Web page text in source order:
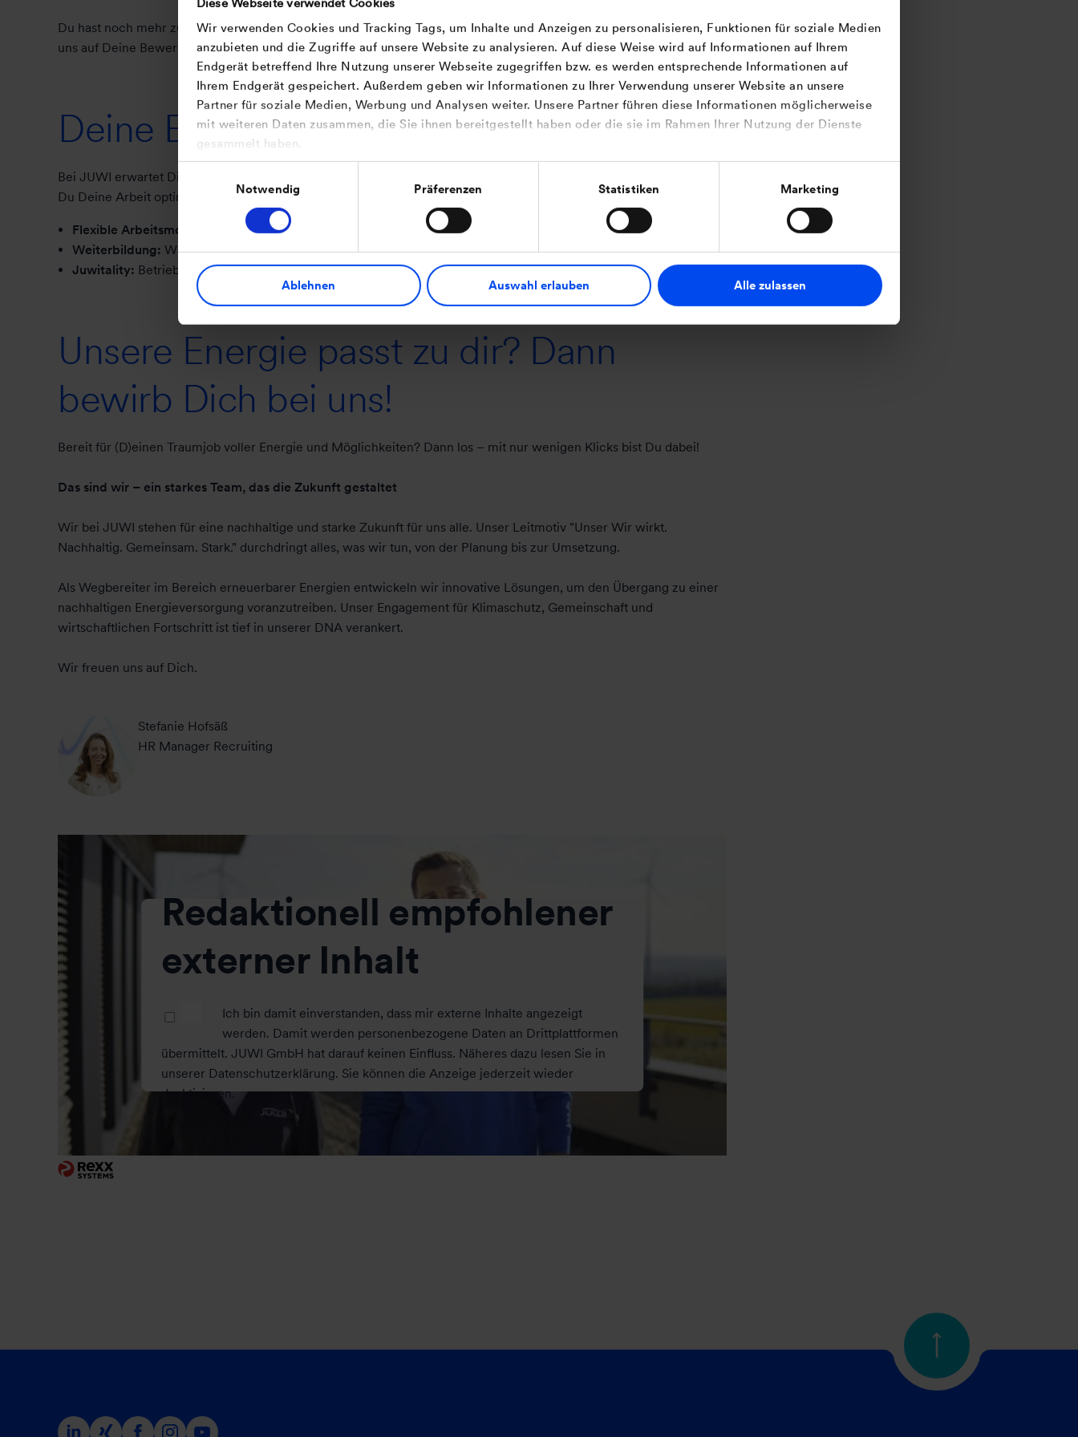
Wir verwenden Cookies und Tracking Tags, um Inhalte und Anzeigen zu personalisieren, Funktionen für soziale Medien
anzubieten und die Zugriffe auf unsere Website zu analysieren. Auf diese Weise wird auf Informationen auf Ihrem
Endgerät betreffend Ihre Nutzung unserer Webseite zugegriffen bzw. es werden entsprechende Informationen auf
Ihrem Endgerät gespeichert. Außerdem geben wir Informationen zu Ihrer Verwendung unserer Website an unsere
Partner für soziale Medien, Werbung und Analysen weiter. Unsere Partner führen diese Informationen möglicherweise
mit weiteren Daten zusammen, die Sie ihnen bereitgestellt haben oder die sie im Rahmen Ihrer Nutzung der Dienste
gesammelt haben.
Einwilligungsauswahl
Notwendig
Präferenzen Statistiken Marketing
Ablehnen Auswahl erlauben Alle zulassen
Du hast noch mehr zu bieten? Nehmen wir gerne. Du erfüllst nicht alle Anforderungen? Kein Problem. Wir freuen
uns auf Deine Bewerbung.
Deine Energie-Booster bei JUWI
Bei JUWI erwartet Dich ein inspirierendes Arbeitsumfeld. Unsere flexiblen Arbeitsbedingungen sorgen dafür, dass
Du Deine Arbeit optimal in Dein Leben integrieren kannst und gleichzeitig von vielen Benefits profitierst:
Flexible Arbeitsmodelle:
Wann und wo immer es möglich ist, kannst Du mobil und flexibel arbeiten
Weiterbildung: Wir bieten Dir vielfältige Chancen für Deine berufliche Entwicklung
Juwitality: Betriebsrestaurant am Hauptsitz Wörrstadt oder Essenszuschuss an unseren weiteren Standorten
Unsere Energie passt zu dir? Dann
bewirb Dich bei uns!
Bereit für (D)einen Traumjob voller Energie und Möglichkeiten? Dann los – mit nur wenigen Klicks bist Du dabei!
Das sind wir – ein starkes Team, das die Zukunft gestaltet
Wir bei JUWI stehen für eine nachhaltige und starke Zukunft für uns alle. Unser Leitmotiv "Unser Wir wirkt.
Nachhaltig. Gemeinsam. Stark." durchdringt alles, was wir tun, von der Planung bis zur Umsetzung.
Als Wegbereiter im Bereich erneuerbarer Energien entwickeln wir innovative Lösungen, um den Übergang zu einer
nachhaltigen Energieversorgung voranzutreiben. Unser Engagement für Klimaschutz, Gemeinschaft und
wirtschaftlichen Fortschritt ist tief in unserer DNA verankert.
Wir freuen uns auf Dich.
Stefanie Hofsäß
HR Manager Recruiting
Redaktionell empfohlener
externer Inhalt
Ich bin damit einverstanden, dass mir externe Inhalte angezeigt
werden. Damit werden personenbezogene Daten an Drittplattformen
übermittelt. JUWI GmbH hat darauf keinen Einfluss. Näheres dazu lesen Sie in
unserer Datenschutzerklärung. Sie können die Anzeige jederzeit wieder
deaktivieren.